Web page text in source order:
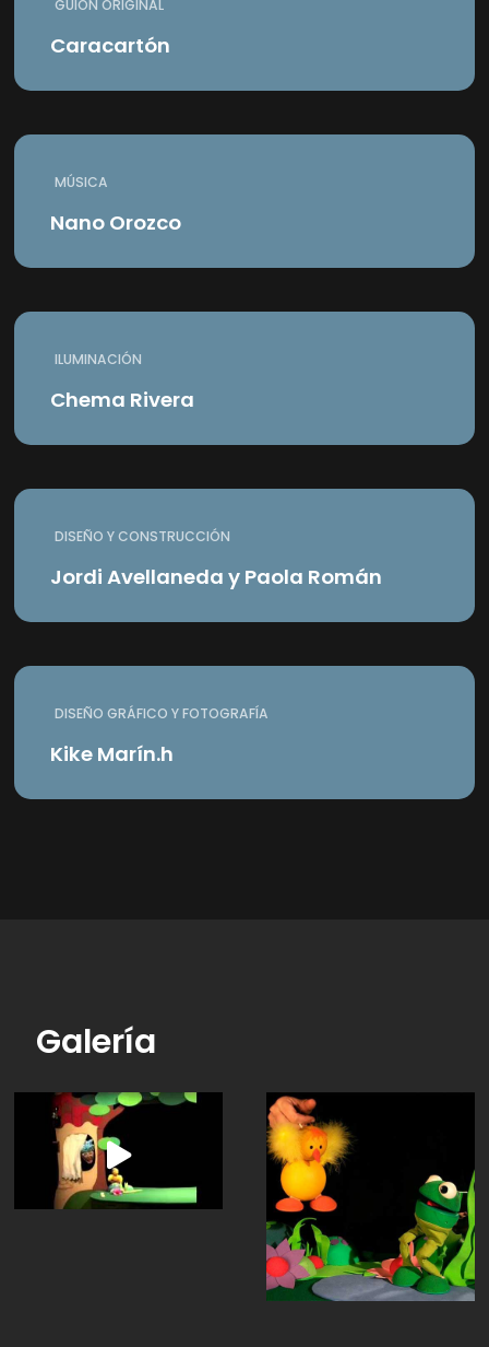
GUIÓN ORIGINAL
Caracartón
MÚSICA
Nano Orozco
ILUMINACIÓN
Chema Rivera
DISEÑO Y CONSTRUCCIÓN
Jordi Avellaneda y Paola Román
DISEÑO GRÁFICO Y FOTOGRAFÍA
Kike Marín.h
Galería